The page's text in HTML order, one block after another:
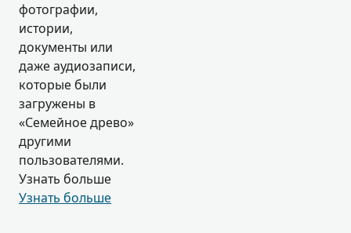
фотографии,
истории,
документы или
даже аудиозаписи,
которые были
загружены в
«Семейное древо»
другими
пользователями.
Узнать больше
Узнать больше